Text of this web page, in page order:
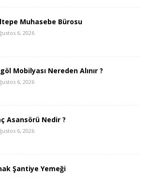
Muhasebe Bürosu
6, 2026
Mobilyası Nereden Alınır ?
6, 2026
Asansörü Nedir ?
6, 2026
Şantiye Yemeği